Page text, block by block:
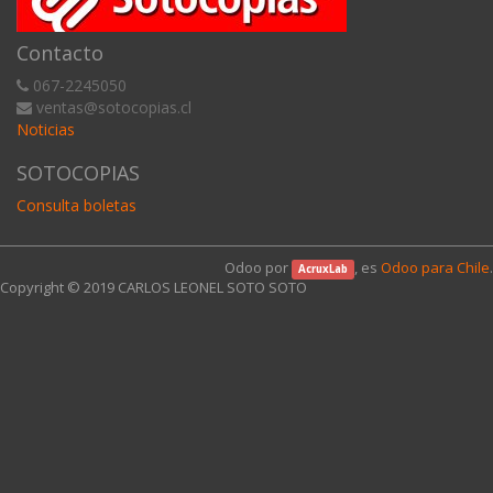
Contacto
067-2245050
ventas@sotocopias.cl
Noticias
SOTOCOPIAS
Consulta boletas
Odoo por AcruxLab , es Odoo para Chile.
Copyright © 2019 CARLOS LEONEL SOTO SOTO